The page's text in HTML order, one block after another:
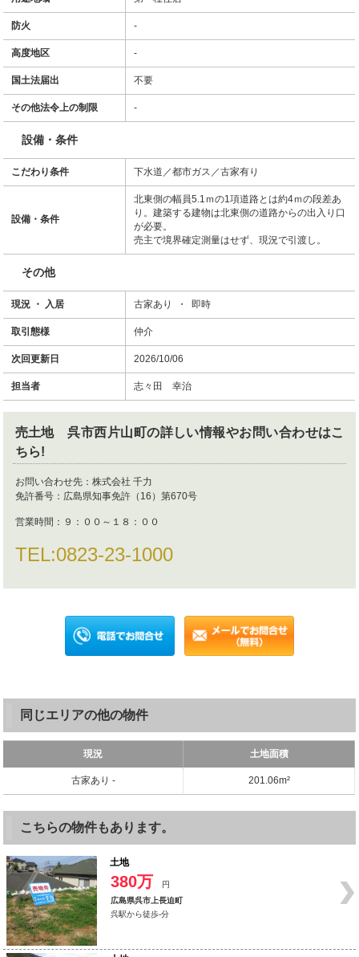
防火 -
高度地区 -
国土法届出 不要
その他法令上の制限 -
設備・条件
こだわり条件 下水道／都市ガス／古家有り
設備・条件
北東側の幅員5.1ｍの1項道路とは約4ｍの段差あ
り。建築する建物は北東側の道路からの出入り口
が必要。
売主で境界確定測量はせず、現況で引渡し。
その他
現況 ・ 入居 古家あり ・ 即時
取引態様 仲介
次回更新日 2026/10/06
担当者 志々田 幸治
売土地 呉市西片山町の詳しい情報やお問い合わせはこ
ちら!
お問い合わせ先： 株式会社 千力
免許番号： 広島県知事免許（16）第670号
営業時間： ９：００～１８：００
TEL:0823-23-1000
同じエリアの他の物件
現況 土地面積
古家あり - 201.06m²
こちらの物件もあります。
土地
380万
円
広島県呉市上長迫町
呉駅から徒歩-分